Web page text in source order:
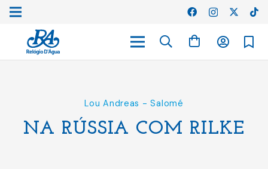
Lou Andreas - Salomé
NA RÚSSIA COM RILKE